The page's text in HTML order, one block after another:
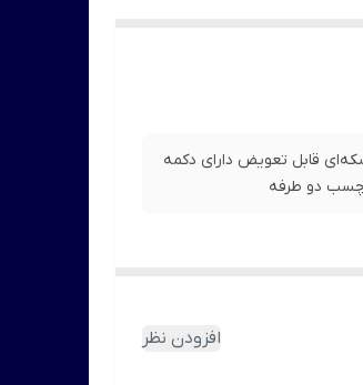
قابل تعویض دارای دکمه
افزودن نظر